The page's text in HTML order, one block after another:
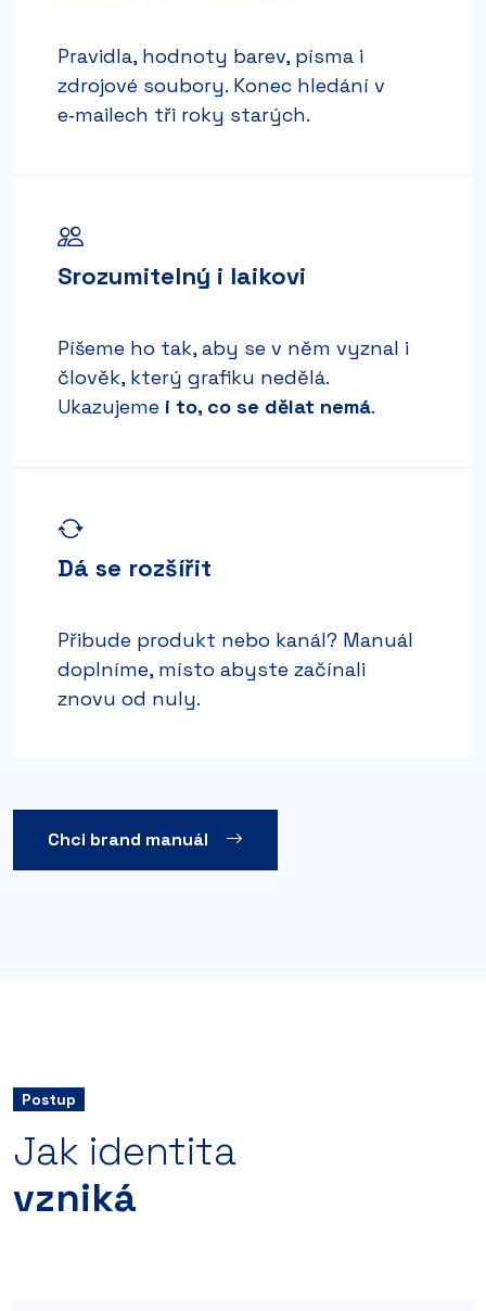
Pravidla, hodnoty barev, písma i
zdrojové soubory. Konec hledání v
e‑mailech tři roky starých.
Srozumitelný i laikovi
Píšeme ho tak, aby se v něm vyznal i
člověk, který grafiku nedělá.
Ukazujeme i to, co se dělat nemá.
Dá se rozšířit
Přibude produkt nebo kanál? Manuál
doplníme, místo abyste začínali
znovu od nuly.
Chci brand manuál
Postup
Jak identita
vzniká